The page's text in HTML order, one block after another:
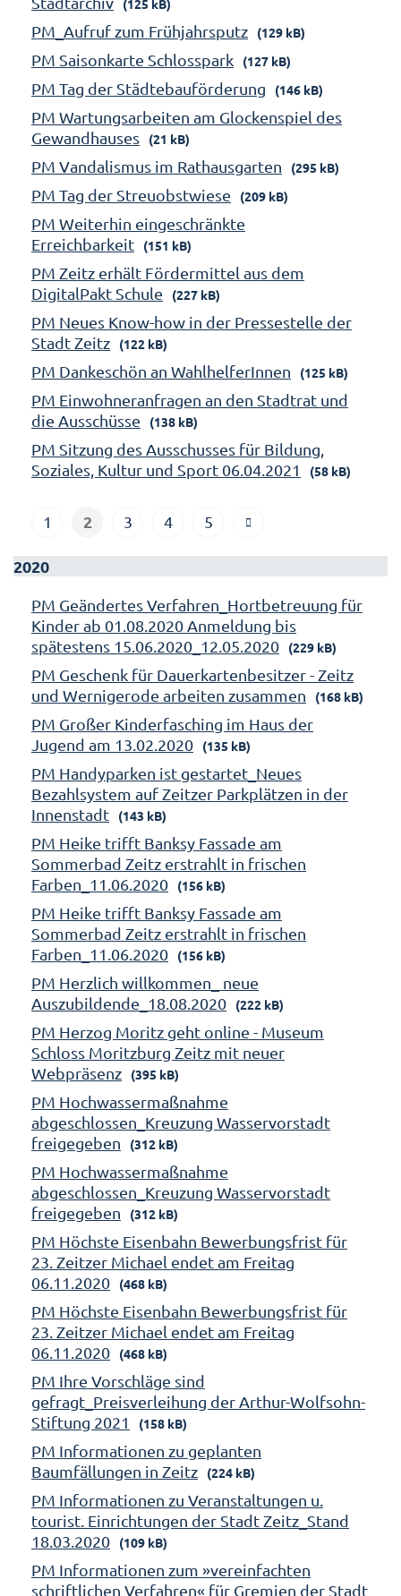
(125 kB)
PM_Aufruf zum Frühjahrsputz (129 kB)
PM Saisonkarte Schlosspark (127 kB)
PM Tag der Städtebauförderung (146 kB)
PM Wartungsarbeiten am Glockenspiel des
Gewandhauses
(21 kB)
PM Vandalismus im Rathausgarten (295 kB)
PM Tag der Streuobstwiese (209 kB)
PM Weiterhin eingeschränkte
Erreichbarkeit
(151 kB)
PM Zeitz erhält Fördermittel aus dem
DigitalPakt Schule
(227 kB)
PM Neues Know-how in der Pressestelle der
Stadt Zeitz
(122 kB)
PM Dankeschön an WahlhelferInnen (125 kB)
PM Einwohneranfragen an den Stadtrat und
die Ausschüsse
(138 kB)
PM Sitzung des Ausschusses für Bildung,
Soziales, Kultur und Sport 06.04.2021
(58 kB)
1 2 3 4 5
2020
PM Geändertes Verfahren_Hortbetreuung für
Kinder ab 01.08.2020 Anmeldung bis
spätestens 15.06.2020_12.05.2020
(229 kB)
PM Geschenk für Dauerkartenbesitzer - Zeitz
und Wernigerode arbeiten zusammen
(168 kB)
PM Großer Kinderfasching im Haus der
Jugend am 13.02.2020
(135 kB)
PM Handyparken ist gestartet_Neues
Bezahlsystem auf Zeitzer Parkplätzen in der
Innenstadt
(143 kB)
PM Heike trifft Banksy Fassade am
Sommerbad Zeitz erstrahlt in frischen
Farben_11.06.2020
(156 kB)
PM Heike trifft Banksy Fassade am
Sommerbad Zeitz erstrahlt in frischen
Farben_11.06.2020
(156 kB)
PM Herzlich willkommen_ neue
Auszubildende_18.08.2020
(222 kB)
PM Herzog Moritz geht online - Museum
Schloss Moritzburg Zeitz mit neuer
Webpräsenz
(395 kB)
PM Hochwassermaßnahme
abgeschlossen_Kreuzung Wasservorstadt
freigegeben
(312 kB)
PM Hochwassermaßnahme
abgeschlossen_Kreuzung Wasservorstadt
freigegeben
(312 kB)
PM Höchste Eisenbahn Bewerbungsfrist für
23. Zeitzer Michael endet am Freitag
06.11.2020
(468 kB)
PM Höchste Eisenbahn Bewerbungsfrist für
23. Zeitzer Michael endet am Freitag
06.11.2020
(468 kB)
PM Ihre Vorschläge sind
gefragt_Preisverleihung der Arthur-Wolfsohn-
Stiftung 2021
(158 kB)
PM Informationen zu geplanten
Baumfällungen in Zeitz
(224 kB)
PM Informationen zu Veranstaltungen u.
tourist. Einrichtungen der Stadt Zeitz_Stand
18.03.2020
(109 kB)
PM Informationen zum »vereinfachten
schriftlichen Verfahren« für Gremien der Stadt